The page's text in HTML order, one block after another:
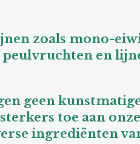
zoals mono-
en
geen
toe aan onze
ingrediënten